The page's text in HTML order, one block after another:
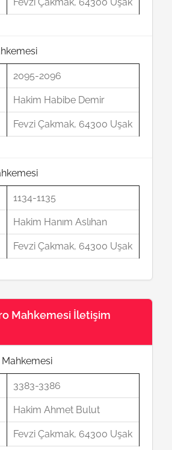
2095-2096
Hakim Habibe Demir
Fevzi Çakmak, 64300 Uşak
1134-1135
Hakim Hanım Aslıhan
Fevzi Çakmak, 64300 Uşak
Mahkemesi İletişim
3383-3386
Hakim Ahmet Bulut
Fevzi Çakmak, 64300 Uşak